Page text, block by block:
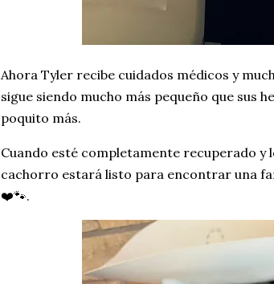
Ahora Tyler recibe cuidados médicos y
sigue siendo mucho más pequeño que sus
poquito más.
Cuando esté completamente recuperado
cachorro estará listo para encontrar una
❤️🐾.